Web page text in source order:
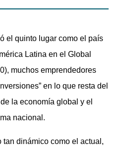
el quinto lugar como el país
Latina en el Global
muchos emprendedores
en lo que resta del
la economía global y el
nacional.
tan dinámico como el actual,